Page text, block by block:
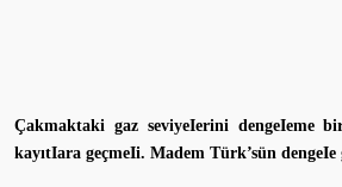
Çakmaktaki gaz seviyeIerini dengeIeme
kayıtIara geçmeIi. Madem Türk’sün dengeIe